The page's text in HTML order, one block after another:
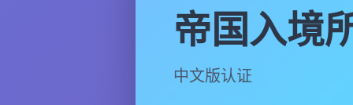
帝国入境
中文版认证